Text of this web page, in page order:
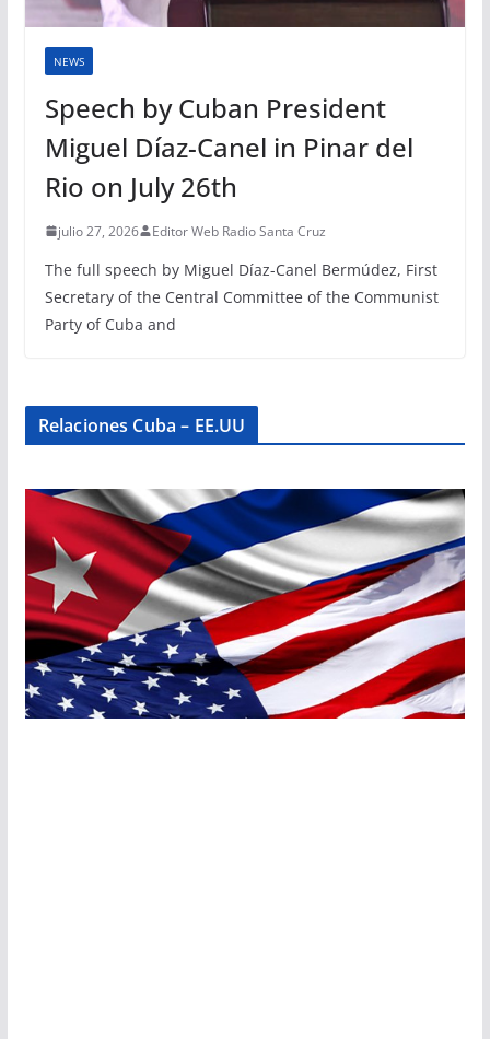
NEWS
Speech by Cuban President
Miguel Díaz-Canel in Pinar del
Rio on July 26th
julio 27, 2026 Editor Web Radio Santa Cruz
The full speech by Miguel Díaz-Canel Bermúdez, First
Secretary of the Central Committee of the Communist
Party of Cuba and
Relaciones Cuba – EE.UU